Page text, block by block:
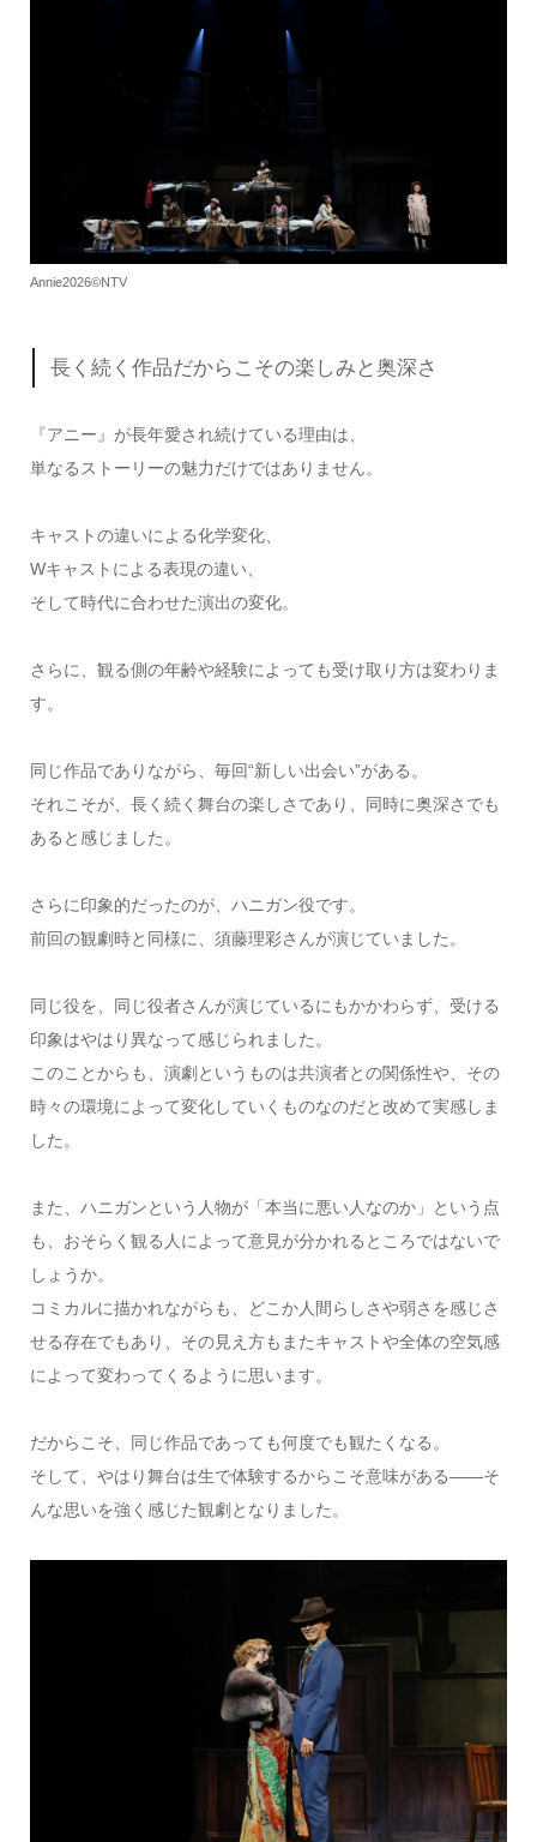
Annie2026©NTV
長く続く作品だからこその楽しみと奥深さ
『アニー』が長年愛され続けている理由は、
単なるストーリーの魅力だけではありません。
キャストの違いによる化学変化、
Wキャストによる表現の違い、
そして時代に合わせた演出の変化。
さらに、観る側の年齢や経験によっても受け取り方は変わりま
す。
同じ作品でありながら、毎回“新しい出会い”がある。
それこそが、長く続く舞台の楽しさであり、同時に奥深さでも
あると感じました。
さらに印象的だったのが、ハニガン役です。
前回の観劇時と同様に、須藤理彩さんが演じていました。
同じ役を、同じ役者さんが演じているにもかかわらず、受ける
印象はやはり異なって感じられました。
このことからも、演劇というものは共演者との関係性や、その
時々の環境によって変化していくものなのだと改めて実感しま
した。
また、ハニガンという人物が「本当に悪い人なのか」という点
も、おそらく観る人によって意見が分かれるところではないで
しょうか。
コミカルに描かれながらも、どこか人間らしさや弱さを感じさ
せる存在でもあり、その見え方もまたキャストや全体の空気感
によって変わってくるように思います。
だからこそ、同じ作品であっても何度でも観たくなる。
そして、やはり舞台は生で体験するからこそ意味がある――そ
んな思いを強く感じた観劇となりました。